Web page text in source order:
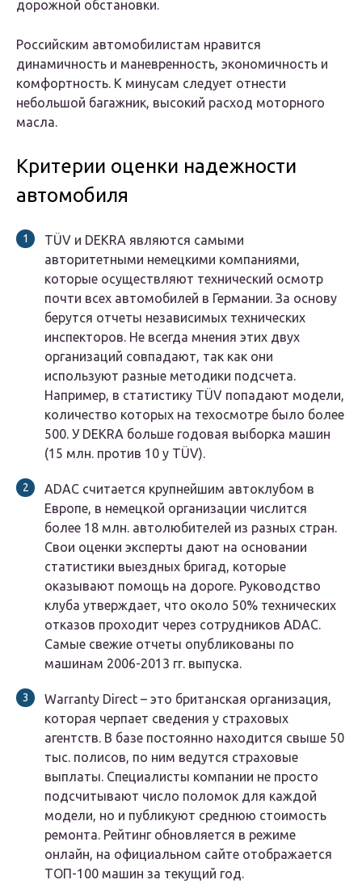
дорожной обстановки.
Российским автомобилистам нравится
динамичность и маневренность, экономичность и
комфортность. К минусам следует отнести
небольшой багажник, высокий расход моторного
масла.
Критерии оценки надежности
автомобиля
TÜV и DEKRA являются самыми
авторитетными немецкими компаниями,
которые осуществляют технический осмотр
почти всех автомобилей в Германии. За основу
берутся отчеты независимых технических
инспекторов. Не всегда мнения этих двух
организаций совпадают, так как они
используют разные методики подсчета.
Например, в статистику TÜV попадают модели,
количество которых на техосмотре было более
500. У DEKRA больше годовая выборка машин
(15 млн. против 10 у TÜV).
ADAC считается крупнейшим автоклубом в
Европе, в немецкой организации числится
более 18 млн. автолюбителей из разных стран.
Свои оценки эксперты дают на основании
статистики выездных бригад, которые
оказывают помощь на дороге. Руководство
клуба утверждает, что около 50% технических
отказов проходит через сотрудников ADAC.
Самые свежие отчеты опубликованы по
машинам 2006-2013 гг. выпуска.
Warranty Direct – это британская организация,
которая черпает сведения у страховых
агентств. В базе постоянно находится свыше 50
тыс. полисов, по ним ведутся страховые
выплаты. Специалисты компании не просто
подсчитывают число поломок для каждой
модели, но и публикуют среднюю стоимость
ремонта. Рейтинг обновляется в режиме
онлайн, на официальном сайте отображается
ТОП-100 машин за текущий год.